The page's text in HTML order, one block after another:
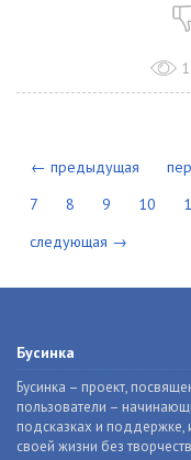
← предыдущая
7
8 9 10
следующая →
Бусинка
Бусинка – проект,
пользователи –
подсказках и поддержке,
своей жизни без